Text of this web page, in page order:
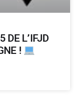
DE L’IFJD
!